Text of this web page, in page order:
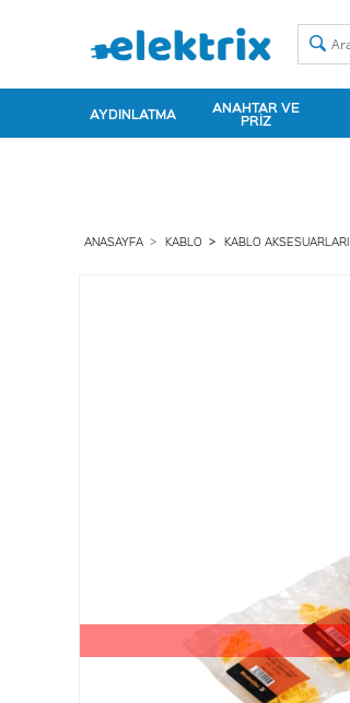
AYDINLATMA ANAHTAR VE
PRIZ
ANASAYFA KABLO KABLO AKSESUARLARI